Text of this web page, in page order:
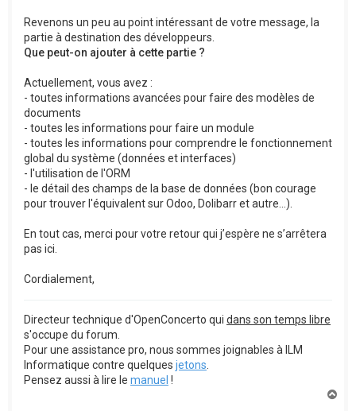
Revenons un peu au point intéressant de votre message, la
partie à destination des développeurs.
Que peut-on ajouter à cette partie ?
Actuellement, vous avez :
- toutes informations avancées pour faire des modèles de
documents
- toutes les informations pour faire un module
- toutes les informations pour comprendre le fonctionnement
global du système (données et interfaces)
- l'utilisation de l'ORM
- le détail des champs de la base de données (bon courage
pour trouver l'équivalent sur Odoo, Dolibarr et autre...).
En tout cas, merci pour votre retour qui j’espère ne s’arrêtera
pas ici.
Cordialement,
Directeur technique d'OpenConcerto qui dans son temps libre
s'occupe du forum.
Pour une assistance pro, nous sommes joignables à ILM
Informatique contre quelques jetons.
Pensez aussi à lire le manuel !